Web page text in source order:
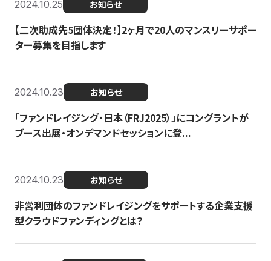
2024.10.25 お知らせ
【二次助成先5団体決定！】2ヶ月で20人のマンスリーサポー
ター募集を目指します
2024.10.23 お知らせ
「ファンドレイジング・日本（FRJ2025）」にコングラントが
ブース出展・オンデマンドセッションに登...
2024.10.23 お知らせ
非営利団体のファンドレイジングをサポートする企業支援
型クラウドファンディングとは？